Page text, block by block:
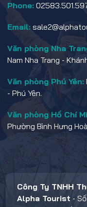
Phone:
Email:
Văn phòng Nha
Nam Nha Trang -
Văn phòng Phú Yên:
- Phú Yên.
Văn phòng Hồ Chí
Phường Bình Hưng
Công Ty TNHH
Alpha Tourist -